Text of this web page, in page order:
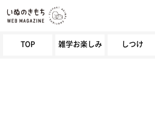
TOP 雑学お楽しみ しつけ